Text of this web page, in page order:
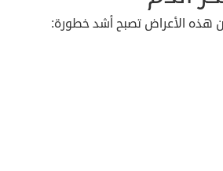
هذه الأعراض تصبح أشد خطورة: